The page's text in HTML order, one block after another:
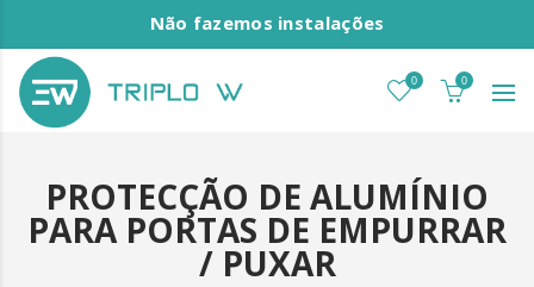
Não fazemos instalações
0 0
PROTECÇÃO DE ALUMÍNIO
PARA PORTAS DE EMPURRAR
/ PUXAR